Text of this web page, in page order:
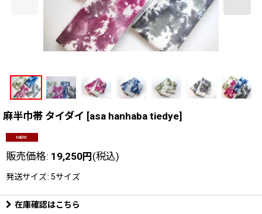
麻半巾帯 タイダイ [asa hanhaba tiedye]
販売価格: 19,250円(税込)
発送サイズ: 5サイズ
在庫確認はこちら